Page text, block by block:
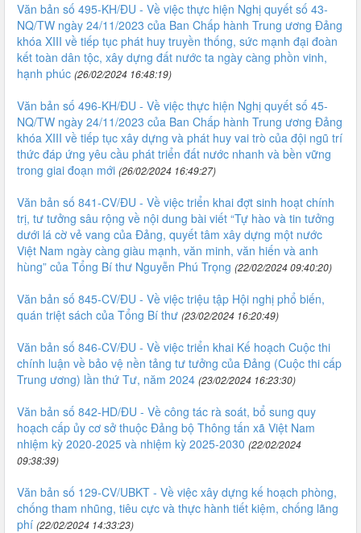
Văn bản số 495-KH/ĐU - Về việc thực hiện Nghị quyết số 43-
NQ/TW ngày 24/11/2023 của Ban Chấp hành Trung ương Đảng
khóa XIII về tiếp tục phát huy truyền thống, sức mạnh đại đoàn
kết toàn dân tộc, xây dựng đất nước ta ngày càng phồn vinh,
hạnh phúc (26/02/2024 16:48:19)
Văn bản số 496-KH/ĐU - Về việc thực hiện Nghị quyết số 45-
NQ/TW ngày 24/11/2023 của Ban Chấp hành Trung ương Đảng
khóa XIII về tiếp tục xây dựng và phát huy vai trò của đội ngũ trí
thức đáp ứng yêu cầu phát triển đất nước nhanh và bền vững
trong giai đoạn mới (26/02/2024 16:49:27)
Văn bản số 841-CV/ĐU - Về việc triển khai đợt sinh hoạt chính
trị, tư tưởng sâu rộng về nội dung bài viết “Tự hào và tin tưởng
dưới lá cờ vẻ vang của Đảng, quyết tâm xây dựng một nước
Việt Nam ngày càng giàu mạnh, văn minh, văn hiến và anh
hùng” của Tổng Bí thư Nguyễn Phú Trọng (22/02/2024 09:40:20)
Văn bản số 845-CV/ĐU - Về việc triệu tập Hội nghị phổ biến,
quán triệt sách của Tổng Bí thư (23/02/2024 16:20:49)
Văn bản số 846-CV/ĐU - Về việc triển khai Kế hoạch Cuộc thi
chính luận về bảo vệ nền tảng tư tưởng của Đảng (Cuộc thi cấp
Trung ương) lần thứ Tư, năm 2024 (23/02/2024 16:23:30)
Văn bản số 842-HD/ĐU - Về công tác rà soát, bổ sung quy
hoạch cấp ủy cơ sở thuộc Đảng bộ Thông tấn xã Việt Nam
nhiệm kỳ 2020-2025 và nhiệm kỳ 2025-2030 (22/02/2024
09:38:39)
Văn bản số 129-CV/UBKT - Về việc xây dựng kế hoạch phòng,
chống tham nhũng, tiêu cực và thực hành tiết kiệm, chống lãng
phí (22/02/2024 14:33:23)